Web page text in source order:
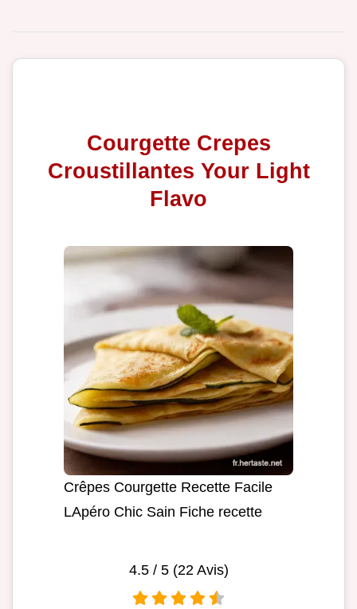
Courgette Crepes
Croustillantes Your Light
Flavo
Crêpes Courgette Recette Facile
LApéro Chic Sain Fiche recette
4.5/ 5 (22Avis)